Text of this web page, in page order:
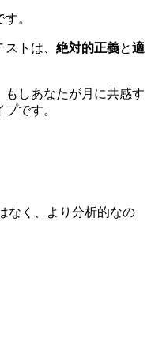
。
トは、 絶対的正義と適
もしあなたが月に共感す
です。
なく、より分析的なの